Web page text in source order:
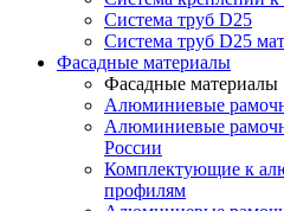
Система труб D25
Система труб D25
Фасадные материалы
Фасадные материалы
Алюминиевые
Алюминиевые
России
Комплектующие к
профилям